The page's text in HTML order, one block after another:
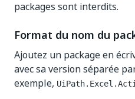
packages sont interdits.
Format du nom du
Ajoutez un package en
avec sa version séparée
exemple,